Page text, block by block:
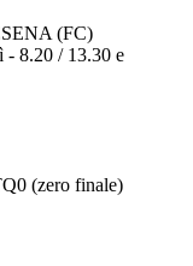
(FC)
- 8.20 / 13.30 e
(zero finale)